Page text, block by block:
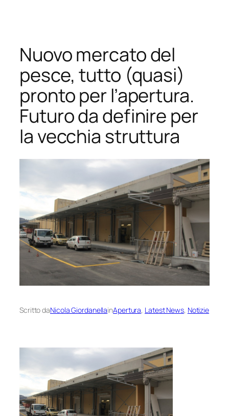
contenuto
Nuovo mercato del
pesce, tutto (quasi)
pronto per l’apertura.
Futuro da definire per
la vecchia struttura
Scritto daNicola GiordanellainApertura, Latest News, Notizie